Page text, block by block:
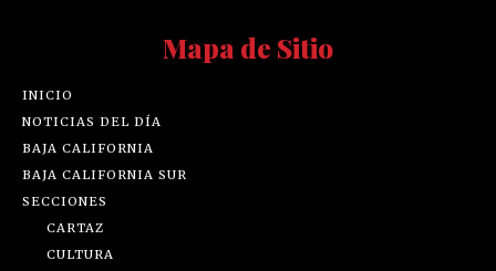
Mapa de Sitio
INICIO
NOTICIAS DEL DÍA
BAJA CALIFORNIA
BAJA CALIFORNIA SUR
SECCIONES
CARTAZ
CULTURA